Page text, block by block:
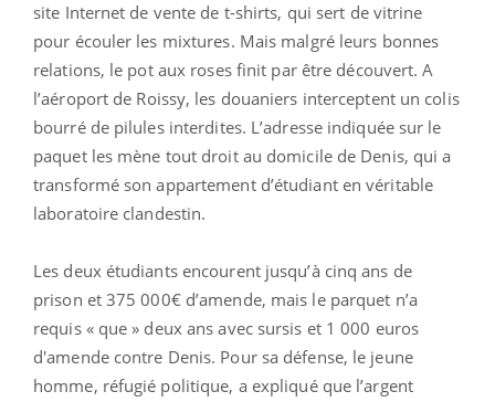
site Internet de vente de t-shirts, qui sert de vitrine
pour écouler les mixtures. Mais malgré leurs bonnes
relations, le pot aux roses finit par être découvert. A
l’aéroport de Roissy, les douaniers interceptent un colis
bourré de pilules interdites. L’adresse indiquée sur le
paquet les mène tout droit au domicile de Denis, qui a
transformé son appartement d’étudiant en véritable
laboratoire clandestin.
Les deux étudiants encourent jusqu’à cinq ans de
prison et 375 000€ d’amende, mais le parquet n’a
requis « que » deux ans avec sursis et 1 000 euros
d'amende contre Denis. Pour sa défense, le jeune
homme, réfugié politique, a expliqué que l’argent